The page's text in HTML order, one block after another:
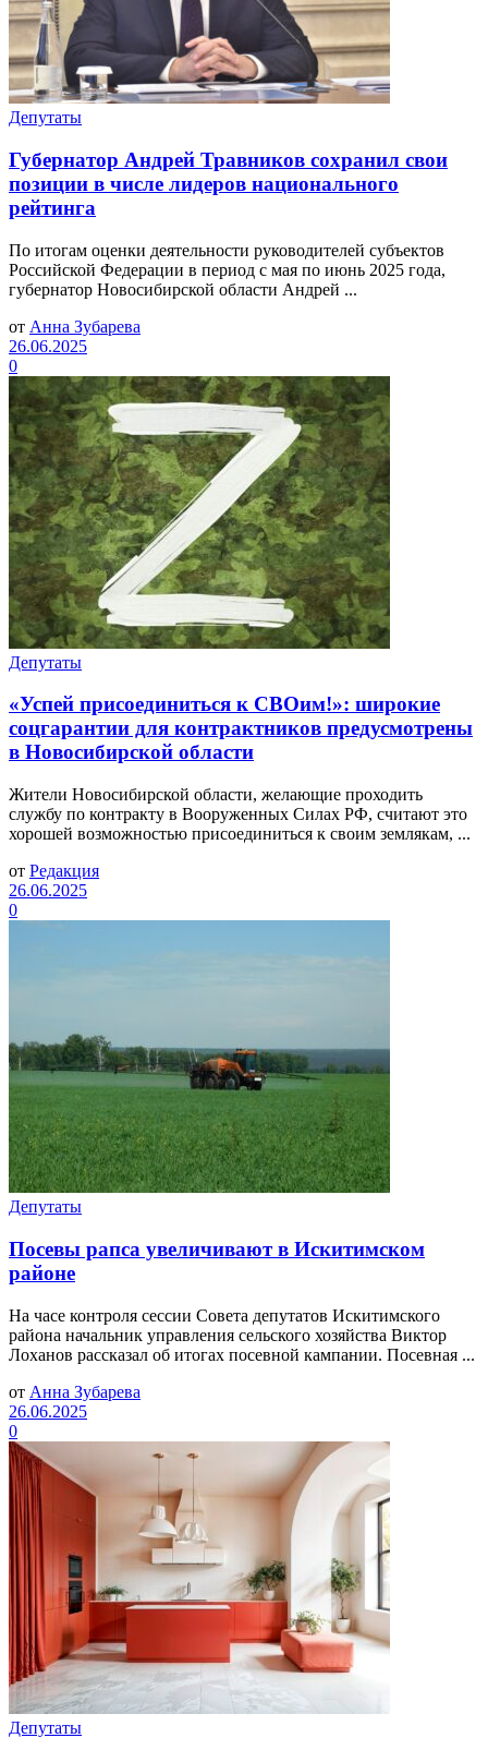
Депутаты
Губернатор Андрей Травников сохранил свои
позиции в числе лидеров национального
рейтинга
По итогам оценки деятельности руководителей субъектов
Российской Федерации в период с мая по июнь 2025 года,
губернатор Новосибирской области Андрей ...
от Анна Зубарева
26.06.2025
0
Депутаты
«Успей присоединиться к СВОим!»: широкие
соцгарантии для контрактников предусмотрены
в Новосибирской области
Жители Новосибирской области, желающие проходить
службу по контракту в Вооруженных Силах РФ, считают это
хорошей возможностью присоединиться к своим землякам, ...
от Редакция
26.06.2025
0
Депутаты
Посевы рапса увеличивают в Искитимском
районе
На часе контроля сессии Совета депутатов Искитимского
района начальник управления сельского хозяйства Виктор
Лоханов рассказал об итогах посевной кампании. Посевная ...
от Анна Зубарева
26.06.2025
0
Депутаты